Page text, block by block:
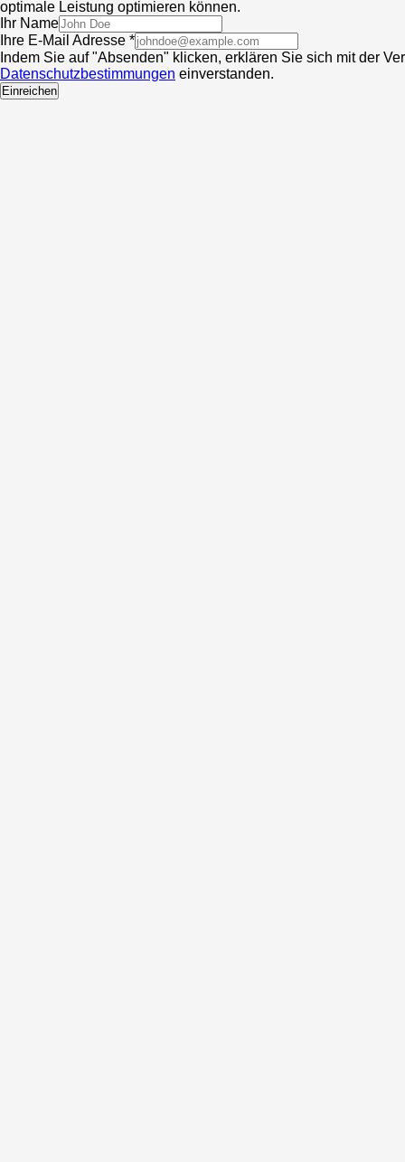
optimale Leistung optimieren können.
Ihr Name
Ihre E-Mail Adresse *
Indem Sie auf "Absenden" klicken, erklären Sie sich mit der
Datenschutzbestimmungen einverstanden.